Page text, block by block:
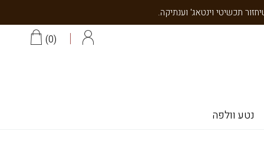
0
נטע וולפה